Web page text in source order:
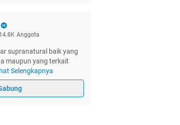
14.8K Anggota
supranatural baik yang
maupun yang terkait
Selengkapnya